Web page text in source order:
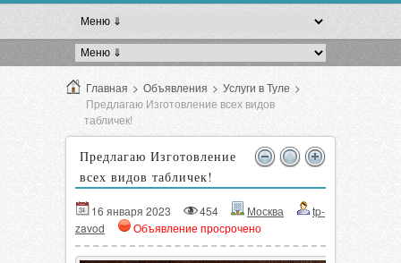
Главная > Объявления > Услуги в Туле >
Предлагаю Изготовление всех видов
табличек!
Предлагаю Изготовление
всех видов табличек!
16 января 2023 454 Москва
tp-
zavod
Объявление просрочено